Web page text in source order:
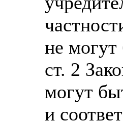
не
ст. 2
могут
и